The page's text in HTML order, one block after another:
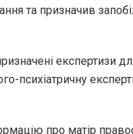
та призначив
експертизи
психіатричну
про матір